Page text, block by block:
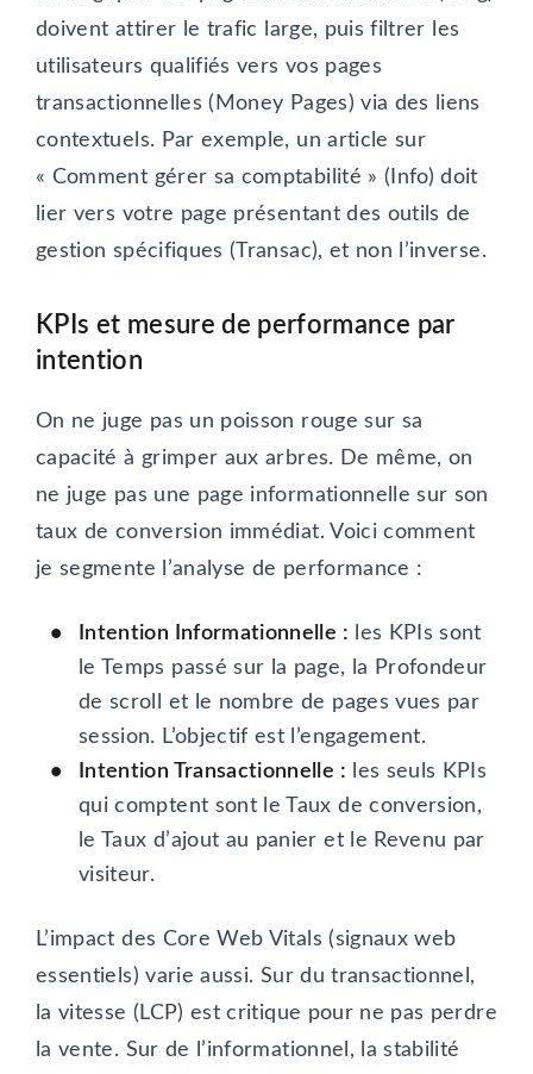
doivent attirer le trafic large, puis filtrer les
utilisateurs qualifiés vers vos pages
transactionnelles (Money Pages) via des liens
contextuels. Par exemple, un article sur
« Comment gérer sa comptabilité » (Info) doit
lier vers votre page présentant des outils de
gestion spécifiques (Transac), et non l’inverse.
KPIs et mesure de performance par
intention
On ne juge pas un poisson rouge sur sa
capacité à grimper aux arbres. De même, on
ne juge pas une page informationnelle sur son
taux de conversion immédiat. Voici comment
je segmente l’analyse de performance :
Intention Informationnelle : les KPIs sont
le Temps passé sur la page, la Profondeur
de scroll et le nombre de pages vues par
session. L’objectif est l’engagement.
Intention Transactionnelle : les seuls KPIs
qui comptent sont le Taux de conversion,
le Taux d’ajout au panier et le Revenu par
visiteur.
L’impact des Core Web Vitals (signaux web
essentiels) varie aussi. Sur du transactionnel,
la vitesse (LCP) est critique pour ne pas perdre
la vente. Sur de l’informationnel, la stabilité